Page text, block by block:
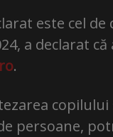
este cel
a declarat
.
persoane,